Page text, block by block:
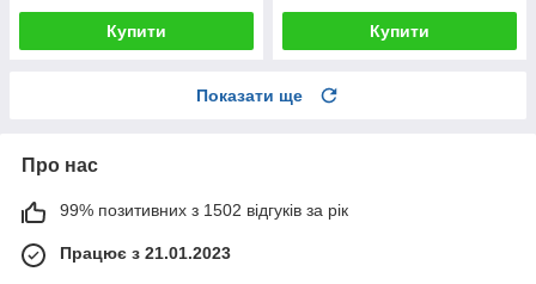
Купити Купити
Показати ще
Про нас
99% позитивних з 1502 відгуків за рік
Працює з 21.01.2023